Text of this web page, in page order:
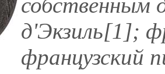
собственным
д'Экзиль[1];
французский